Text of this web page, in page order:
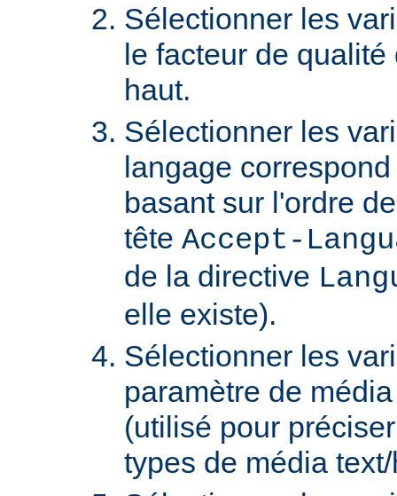
Sélectionner les
le facteur de
haut.
Sélectionner les
langage
basant sur l'ordre
tête Accept-
de la directive
elle existe).
Sélectionner les
paramètre de
(utilisé pour
types de média